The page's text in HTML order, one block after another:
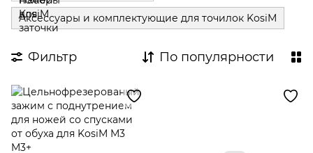
Аксессуары и комплектующие для точилок KosiM
Фильтр По популярности